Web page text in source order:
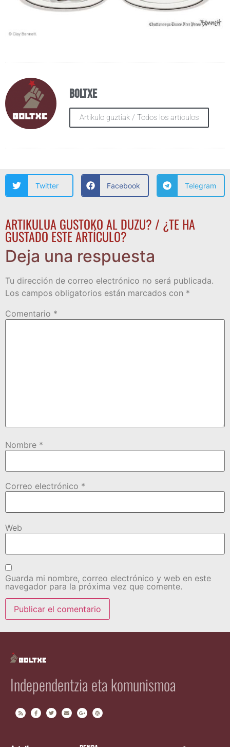
Boltxe
Artikulo guztiak / Todos los artículos
Twitter Facebook Telegram
ARTIKULUA GUSTOKO AL DUZU? / ¿TE HA
GUSTADO ESTE ARTÍCULO?
Deja una respuesta
Tu dirección de correo electrónico no será publicada.
Los campos obligatorios están marcados con *
Comentario *
Nombre *
Correo electrónico *
Web
Guarda mi nombre, correo electrónico y web en este
navegador para la próxima vez que comente.
Independentzia eta komunismoa